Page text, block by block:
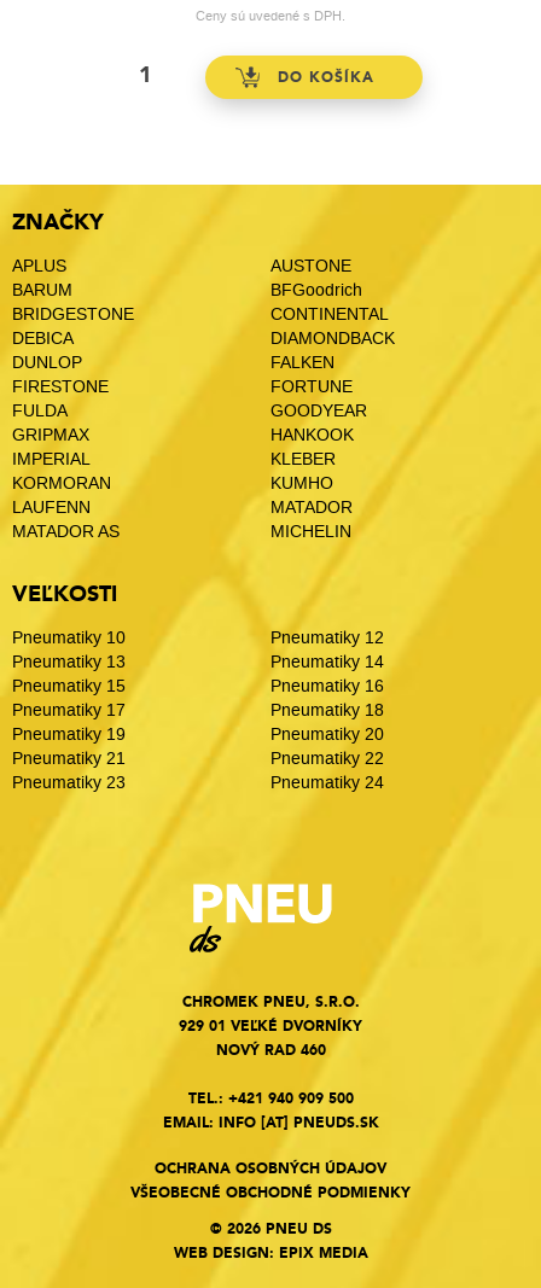
Ceny sú uvedené s DPH.
ZNAČKY
APLUS
AUSTONE
BARUM
BFGoodrich
BRIDGESTONE
CONTINENTAL
DEBICA
DIAMONDBACK
DUNLOP
FALKEN
FIRESTONE
FORTUNE
FULDA
GOODYEAR
GRIPMAX
HANKOOK
IMPERIAL
KLEBER
KORMORAN
KUMHO
LAUFENN
MATADOR
MATADOR AS
MICHELIN
VEĽKOSTI
Pneumatiky 10
Pneumatiky 12
Pneumatiky 13
Pneumatiky 14
Pneumatiky 15
Pneumatiky 16
Pneumatiky 17
Pneumatiky 18
Pneumatiky 19
Pneumatiky 20
Pneumatiky 21
Pneumatiky 22
Pneumatiky 23
Pneumatiky 24
CHROMEK PNEU, S.R.O.
929 01 VEĽKÉ DVORNÍKY
NOVÝ RAD 460
TEL.: +421 940 909 500
EMAIL: INFO[AT] PNEUDS.SK
OCHRANA OSOBNÝCH ÚDAJOV
VŠEOBECNÉ OBCHODNÉ PODMIENKY
© 2026 PNEU DS
WEB DESIGN: EPIX MEDIA